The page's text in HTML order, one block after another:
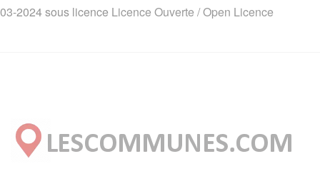
03-2024 sous licence Licence Ouverte / Open Licence